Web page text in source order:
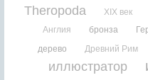
Theropoda XIX век
Англия бронза
дерево
Древний Рим
иллюстратор